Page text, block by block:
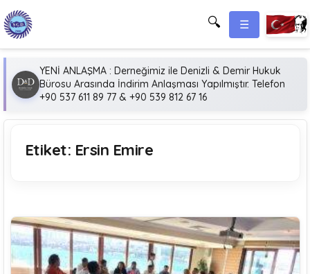
🔍 ☰
YENİ ANLAŞMA : Derneğimiz ile Denizli & Demir Hukuk
Bürosu Arasında İndirim Anlaşması Yapılmıştır. Telefon
+90 537 611 89 77 & +90 539 812 67 16
Etiket: Ersin Emire